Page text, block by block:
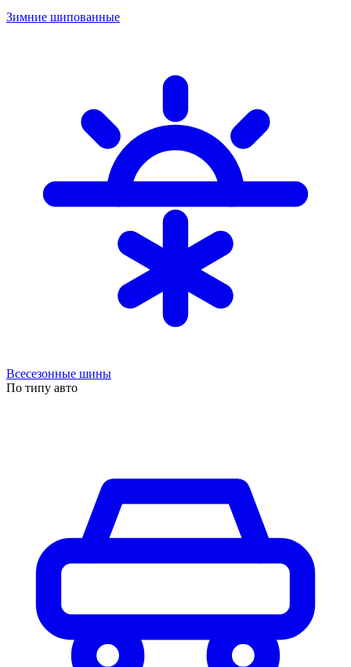
Зимние шипованные
Всесезонные шины
По типу авто